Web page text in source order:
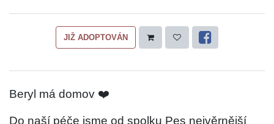
JIŽ ADOPTOVÁN
Beryl má domov ❤️
Do naší péče jsme od spolku Pes nejvěrnější